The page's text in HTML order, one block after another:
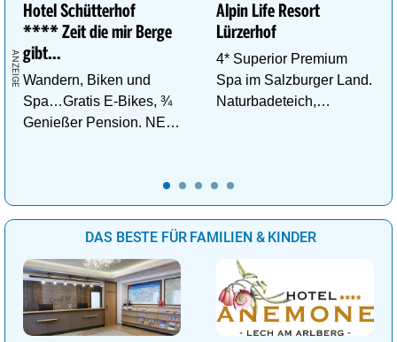
Hotel Schütterhof
**** Zeit die mir Berge
gibt…
Wandern, Biken und
Spa…Gratis E-Bikes, ¾
Genießer Pension. NEU:
Alpin Life Resort
Lürzerhof
4* Superior Premium
Spa im Salzburger Land.
Naturbadeteich,
DAS BESTE FÜR FAMILIEN & KINDER